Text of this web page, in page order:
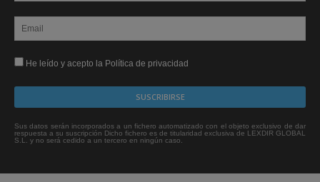
He leído y acepto la Política de privacidad
Sus datos serán incorporados a un fichero automatizado con el objeto exclusivo de dar
respuesta a su suscripción Dicho fichero es de titularidad exclusiva de LEXDIR GLOBAL
S.L. y no será cedido a un tercero en ningún caso.